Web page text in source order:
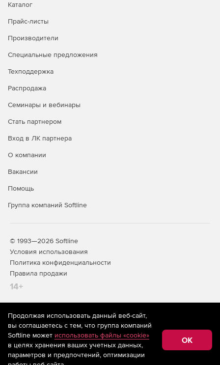
Каталог
Прайс-листы
Производители
Специальные предложения
Техподдержка
Распродажа
Семинары и вебинары
Стать партнером
Вход в ЛК партнера
О компании
Вакансии
Помощь
Группа компаний Softline
© 1993—2026 Softline
Условия использования
Политика конфиденциальности
Правила продажи
14+
На информационном ресурсе store.softline.ru применяются
рекомендательные технологии(информационные технологии
предоставления информации на основе сбора,
систематизации и анализа сведений, относящихся к
предпочтениям пользователей сети «Интернет»,
находящихся на территории Российской Федерации)
Продолжая использовать данный веб-сайт,
вы соглашаетесь с тем, что группа компаний
Softline может использовать файлы «cookie»
в целях хранения ваших учетных данных,
параметров и предпочтений, оптимизации
OK